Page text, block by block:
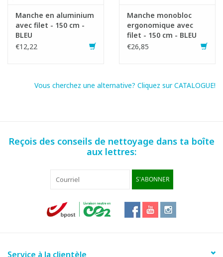
Manche en aluminium
avec filet - 150 cm -
BLEU
€12,22
Manche monobloc
ergonomique avec
filet - 150 cm - BLEU
€26,85
Vous cherchez une alternative? Cliquez sur CATALOGUE!
Reçois des conseils de nettoyage dans ta boîte
aux lettres:
S'ABONNER
Service à la clientèle